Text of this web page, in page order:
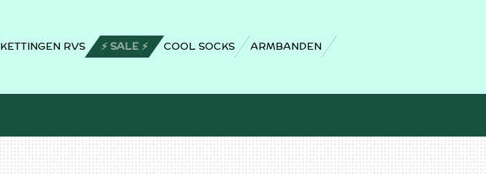
KETTINGEN RVS ⚡️ SALE ⚡️ COOL SOCKS
ARMBANDEN